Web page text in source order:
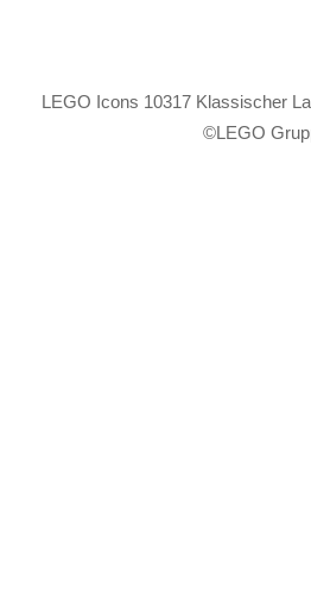
LEGO Icons 10317 Klassischer
©LEGO